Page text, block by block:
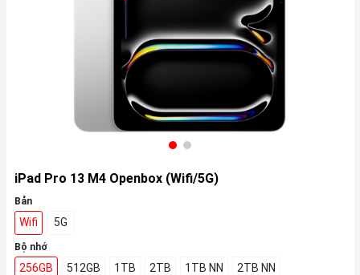
iPad Pro 13 M4 Openbox (Wifi/5G)
Bản
Wifi 5G
Bộ nhớ
256GB 512GB 1TB 2TB 1TB NN 2TB NN